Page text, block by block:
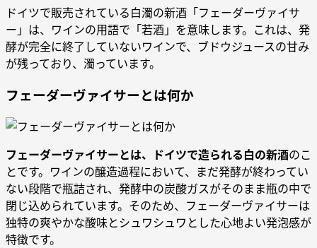
ドイツで販売されている白濁の新酒「フェーダーヴァイサ
ー」は、ワインの用語で「若酒」を意味します。これは、発
酵が完全に終了していないワインで、ブドウジュースの甘み
が残っており、濁っています。
フェーダーヴァイサーとは何か
フェーダーヴァイサーとは、ドイツで造られる白の新酒のこ
とです。ワインの醸造過程において、まだ発酵が終わってい
ない段階で瓶詰され、発酵中の炭酸ガスがそのまま瓶の中で
閉じ込められています。そのため、フェーダーヴァイサーは
独特の爽やかな酸味とシュワシュワとした心地よい発泡感が
特徴です。